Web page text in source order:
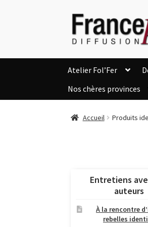
Aller
la
Aller
au
contenu
Atelier Fol’Fer
Nos chères provinces
Accueil Produits
Entretiens
auteurs
À la rencontre
rebelles